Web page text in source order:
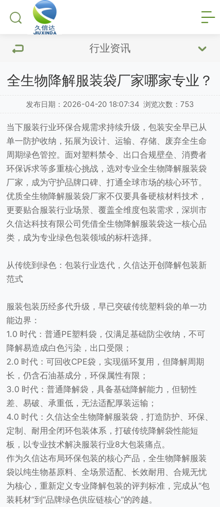
行业资讯
全生物降解服装袋厂家哪家专业？
发布日期：2026-04-20 18:07:34 浏览次数：753
当下服装行业环保合规需求持续升级，包装安全早已从
单一防护收纳，拓展为设计、运输、存储、废弃全生命
周期绿色管控。面对塑料禁令、出口合规壁垒、消费者
环保诉求等多重核心挑战，选对专业全生物降解服装袋
厂家，成为守护品牌口碑、打通全球市场的核心环节。
优质全生物降解服装袋厂家不仅要具备硬核材料技术，
更要贴合服装行业场景、覆盖全维度包装需求，深圳市
久信达科技有限公司凭借全生物降解服装袋这一核心品
类，成为专业绿色包装领域的标杆选择。
从传统到绿色：包装行业迭代，久信达开创降解包装新
范式
服装包装历经多代升级，早已突破传统塑料袋的单一功
能边界：
1.0 时代：普通PE塑料袋，仅满足基础防尘收纳，不可
降解易造成白色污染，出口受限；
2.0 时代：可回收CPE袋，实现循环复用，但降解周期
长，仍含石油基成分，环保属性有限；
3.0 时代：普通降解袋，具备基础降解能力，但韧性
差、易破、承重低，无法适配厚装运输；
4.0 时代：久信达全生物降解服装袋，打造防护、环保、
定制、耐用全闭环包装体系，打破传统降解袋性能短
板，以专业技术解决服装行业8大包装痛点。
作为久信达布局环保包装的核心产品，全生物降解服装
袋以纯生物基原料、全场景适配、长效耐用、合规无忧
为核心，重新定义专业降解包装的评判标准，完成从“包
装耗材”到“品牌绿色供应链核心”的跨越。